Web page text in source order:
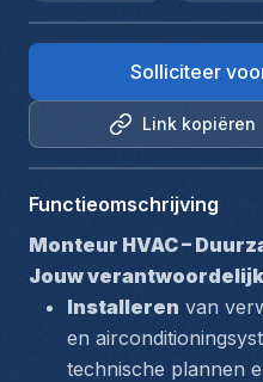
Link kopiëren
Solliciteer
Functieomschrijving
Monteur HVAC –
Jouw
Installeren van
en
technische plannen